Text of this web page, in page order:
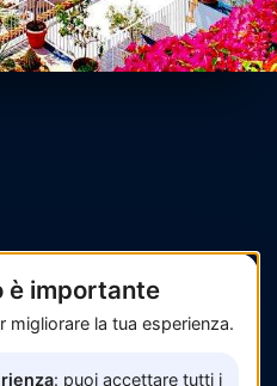
sicuri con
è importante
migliorare la tua esperienza.
: puoi accettare tutti i